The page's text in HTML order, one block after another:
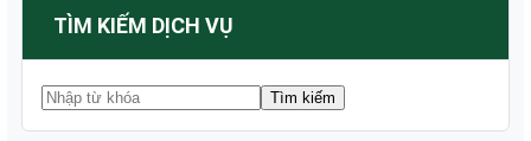
TÌM KIẾM DỊCH VỤ